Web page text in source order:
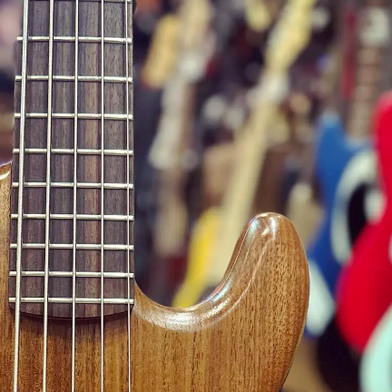
Rickenbacker
Sadowsky
Sandberg
Squier
Affinity
Serie Mini
Classic Vibe Jazz Bass
Classic Vibe Precision
Classic Vibe Jaguar
Classic Vibe Mustang
Classic Vibe Telecaster
Paranormal
Sterling by Music Man
Série Stingray Short Scale
Serie Stingray Ray2 Intro Series
Serie Stingray Ray4/5
Serie Stingray Ray24/25
Serie Stingray Ray34/35
Warwick / Rockbass
Furch
Guild
Sigma
Takamine
BASSES
Cordoba
Fender
Kala
Ortega